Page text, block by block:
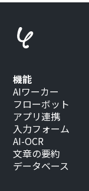
機能
AIワーカー
フローボット
アプリ連携
入力フォーム
AI-OCR
文章の要約
データベース